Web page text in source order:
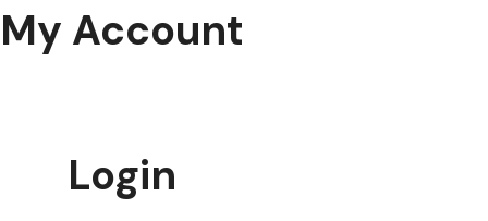
My Account
Login